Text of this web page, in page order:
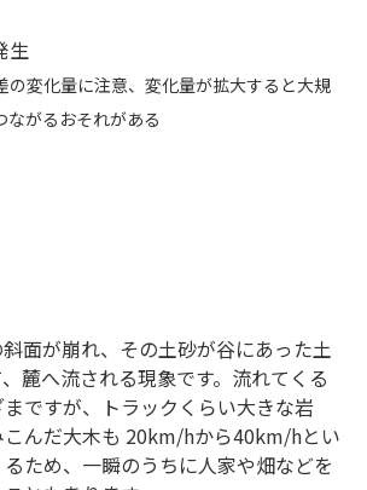
生
の変化量に注意、変化量が拡大すると大規
ながるおそれがある
面が崩れ、その土砂が谷にあった土
麓へ流される現象です。流れてくる
ですが、トラックくらい大きな岩
んだ大木も 20km/hから40km/hとい
ため、一瞬のうちに人家や畑などを